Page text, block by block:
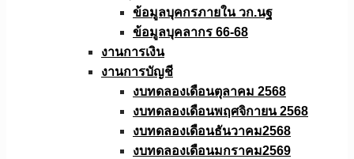
ข้อมูลบุคกรภายใน วก.นฐ
ข้อมูลบุคลากร 66-68
งานการเงิน
งานการบัญชี
งบทดลองเดือนตุลาคม 2568
งบทดลองเดือนพฤศจิกายน 2568
งบทดลองเดือนธันวาคม2568
งบทดลองเดือนมกราคม2569